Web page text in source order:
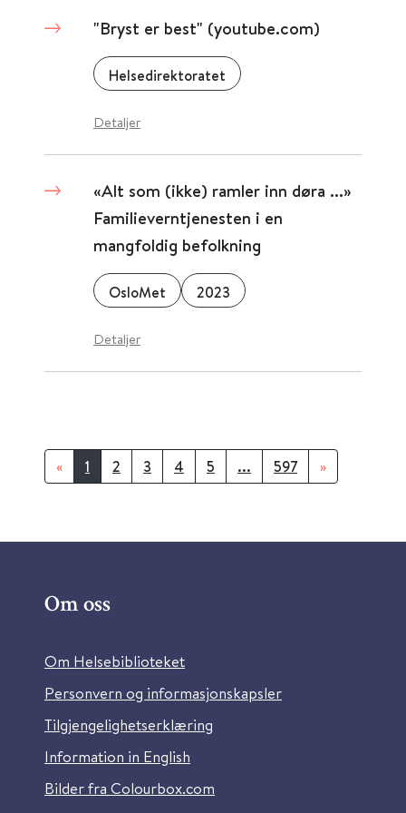
"Bryst er best" (youtube.com)
Helsedirektoratet
Detaljer
«Alt som (ikke) ramler inn døra ...»
Familieverntjenesten i en
mangfoldig befolkning
OsloMet 2023
Detaljer
« 1 2 3 4 5 ... 597 »
Om oss
Om Helsebiblioteket
Personvern og informasjonskapsler
Tilgjengelighetserklæring
Information in English
Bilder fra Colourbox.com